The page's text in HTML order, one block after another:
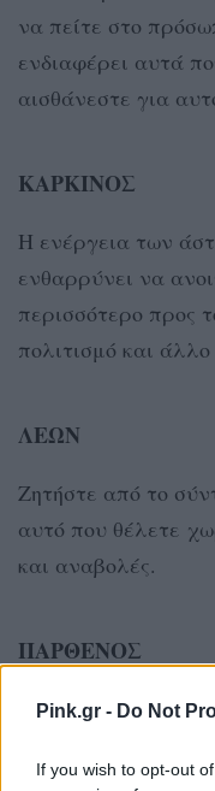
Pink.gr - Do Not
If you wish to opt-out
να πείτε στο
ενδιαφέρει αυτά
αισθάνεστε για
ΚΑΡΚΙΝΟΣ
Η ενέργεια των
ενθαρρύνει να
περισσότερο προς
πολιτισμό και
ΛΕΩΝ
Ζητήστε από το
αυτό που θέλετε
και αναβολές.
ΠΑΡΘΕΝΟΣ
Θα έχετε τη
παραμυθένια